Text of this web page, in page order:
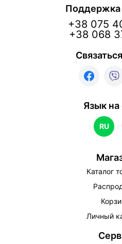
Поддержка
+38 075
+38 068
Язык на
RU
Каталог
Личный